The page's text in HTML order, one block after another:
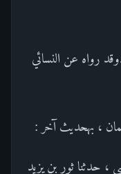
رواه عن النسائي
، بهحديث آخر :
، حدثنا ثور بن يزيد